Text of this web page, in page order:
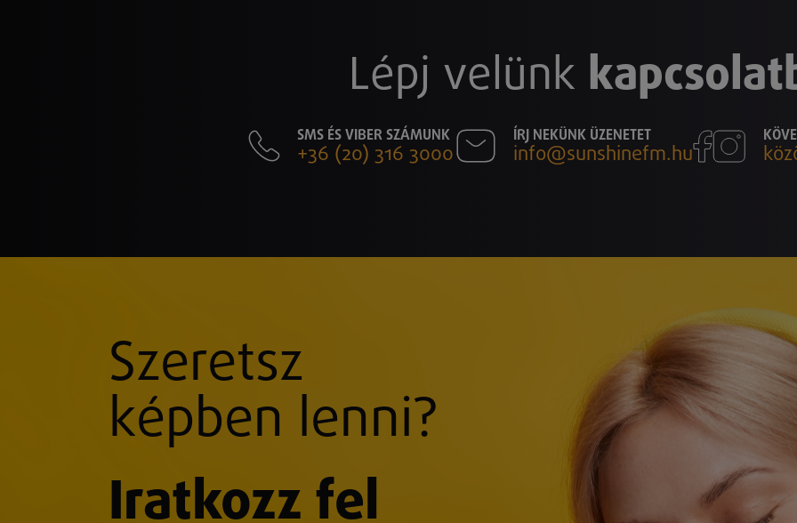
Lépj velünk
SMS ÉS VIBER SZÁMUNK
+36 (20) 316 3000
ÍRJ NEKÜNK ÜZENETET
info@sunshinefm.hu
Szeretsz
képben lenni?
Iratkozz fel